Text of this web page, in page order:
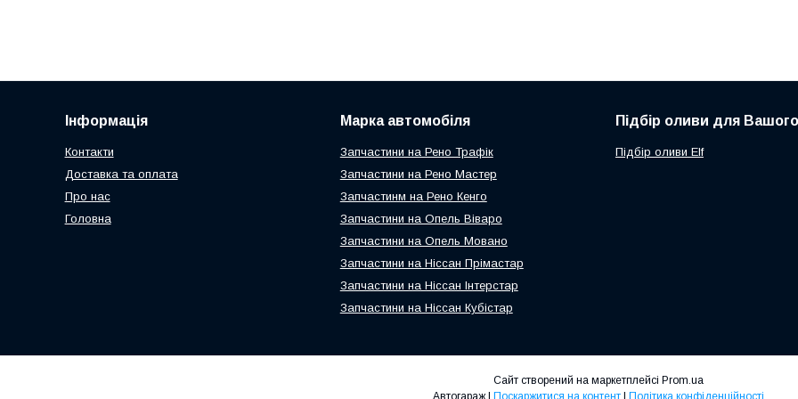
Інформація
Контакти
Доставка та оплата
Про нас
Головна
Марка автомобіля
Запчастини на Рено Трафік
Запчастини на Рено Мастер
Запчастинм на Рено Кенго
Запчастини на Опель Віваро
Запчастини на Опель Мовано
Запчастини на Ніссан Прімастар
Запчастини на Ніссан Інтерстар
Запчастини на Ніссан Кубістар
Підбір оливи для
Підбір оливи Elf
Сайт створений на маркетплейсі Prom.ua
Автогараж | Поскаржитися на контент | Політика конфіденційності